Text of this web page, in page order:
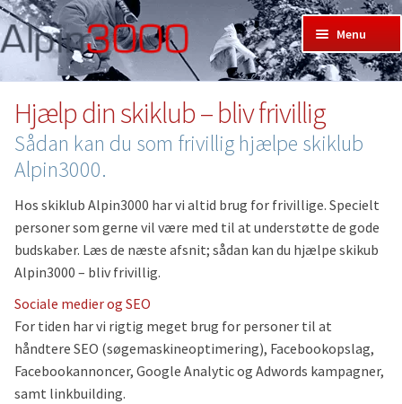
Spring
til
navigation
Spring
til
indhold
Menu
Skirejser hos Alpin3000
Events
Skiklub
Om skiklub Alpin3000
Blog
Hjælp din skiklub – bliv frivillig
Sponsor eller donationer til skiklub
Galleri
Skiskole
Hjælp din skiklub – bliv frivillig
Sådan kan du som frivillig hjælpe skiklub
Alpin3000.
Hos skiklub Alpin3000 har vi altid brug for frivillige. Specielt
personer som gerne vil være med til at understøtte de gode
budskaber. Læs de næste afsnit; sådan kan du hjælpe skikub
Alpin3000 – bliv frivillig.
Sociale medier og SEO
For tiden har vi rigtig meget brug for personer til at
håndtere SEO (søgemaskineoptimering), Facebookopslag,
Facebookannoncer, Google Analytic og Adwords kampagner,
samt linkbuilding.